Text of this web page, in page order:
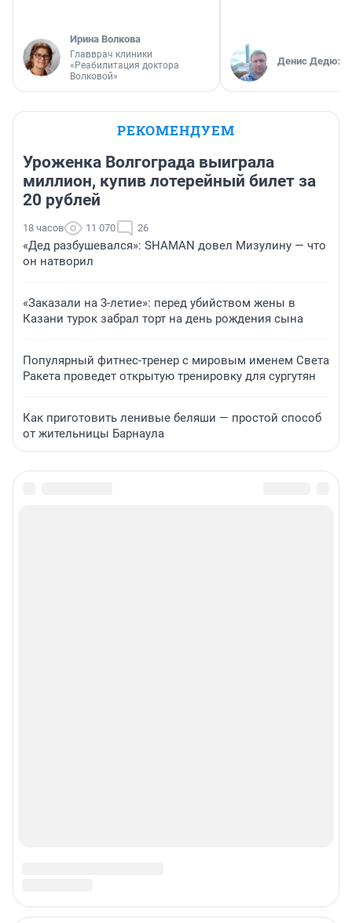
Ирина Волкова
Главврач клиники
«Реабилитация доктора
Волковой»
Денис
РЕКОМЕНДУЕМ
Уроженка Волгограда выиграла
миллион, купив лотерейный билет за
20 рублей
18 часов 11 070 26
«Дед разбушевался»: SHAMAN довел Мизулину — что
он натворил
«Заказали на 3-летие»: перед убийством жены в
Казани турок забрал торт на день рождения сына
Популярный фитнес-тренер с мировым именем Света
Ракета проведет открытую тренировку для сургутян
Как приготовить ленивые беляши — простой способ
от жительницы Барнаула